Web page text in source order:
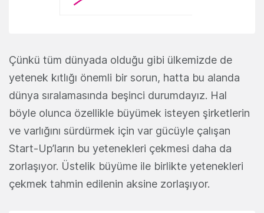
Çünkü tüm dünyada olduğu gibi ülkemizde de
yetenek kıtlığı önemli bir sorun, hatta bu alanda
dünya sıralamasında beşinci durumdayız. Hal
böyle olunca özellikle büyümek isteyen şirketlerin
ve varlığını sürdürmek için var gücüyle çalışan
Start-Up’ların bu yetenekleri çekmesi daha da
zorlaşıyor. Üstelik büyüme ile birlikte yetenekleri
çekmek tahmin edilenin aksine zorlaşıyor.